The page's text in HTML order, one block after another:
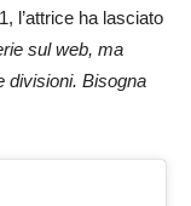
l’attrice ha lasciato
sul web, ma
divisioni. Bisogna